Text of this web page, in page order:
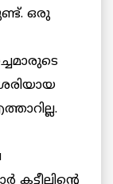
ഒരു